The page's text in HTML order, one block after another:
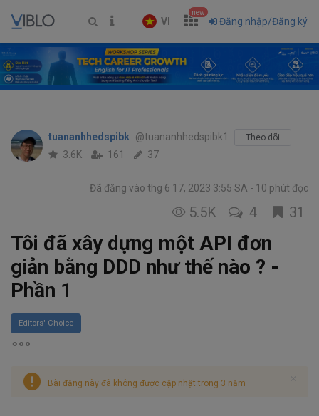
VI
new
Đăng nhập/Đăng ký
tuananhhedspibk @tuananhhedspibk1 Theo dõi
3.6K 161 37
Đã đăng vào thg 6 17, 2023 3:55 SA 10 phút đọc
5.5K 4 31
Tôi đã xây dựng một API đơn
giản bằng DDD như thế nào ? -
Phần 1
Editors' Choice
Bài đăng này đã không được cập nhật trong 3 năm